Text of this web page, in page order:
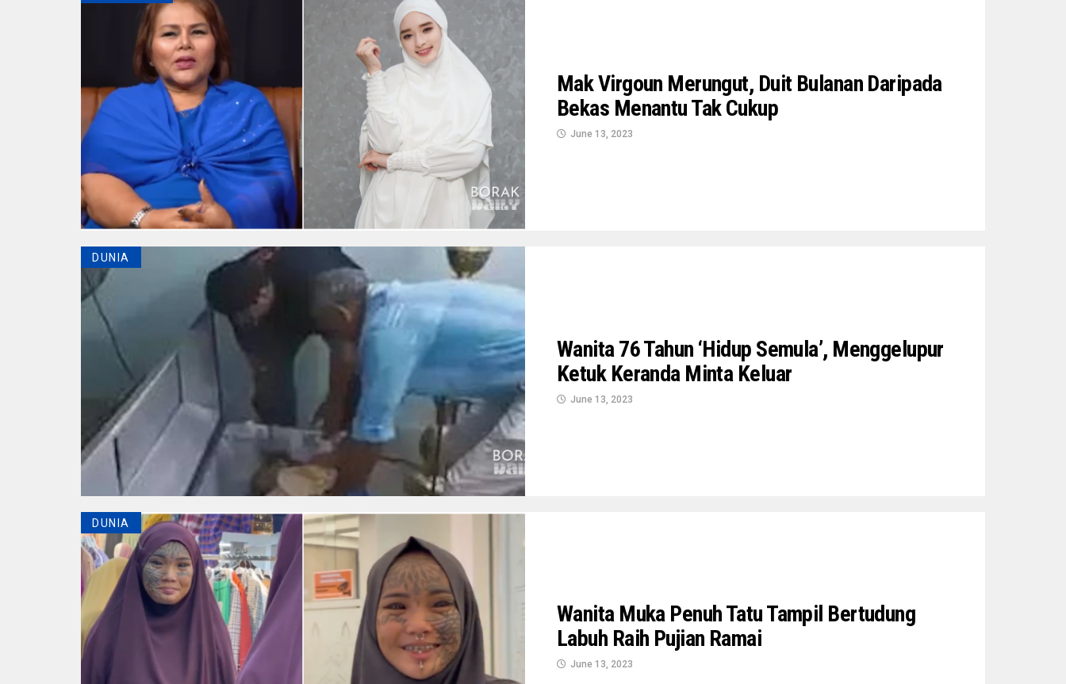
Mak Virgoun Merungut, Duit Bulanan Daripada
Bekas Menantu Tak Cukup
June 13, 2023
DUNIA
Wanita 76 Tahun ‘Hidup Semula’, Menggelupur
Ketuk Keranda Minta Keluar
June 13, 2023
DUNIA
Wanita Muka Penuh Tatu Tampil Bertudung
Labuh Raih Pujian Ramai
June 13, 2023